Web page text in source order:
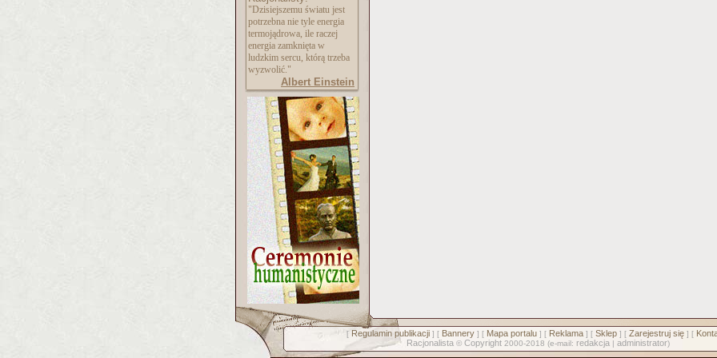
"Dzisiejszemu światu jest
potrzebna nie tyle energia
termojądrowa, ile raczej
energia zamknięta w
ludzkim sercu, którą trzeba
wyzwolić."
Albert Einstein
[ Regulamin publikacji] [ Bannery] [ Mapa portalu] [ Reklama] [ Sklep] [ Zarejestruj się] [
Racjonalista © Copyright 2000-2018 (e-mail: redakcja | administrator)